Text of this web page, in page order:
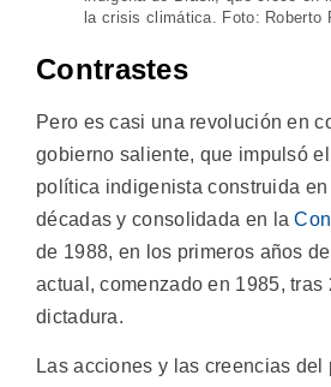
la crisis climática. Foto: Roberto
Contrastes
Pero es casi una revolución en
gobierno saliente, que impulsó
política indigenista construida
décadas y consolidada en la
de 1988, en los primeros años
actual, comenzado en 1985, tras
dictadura.
Las acciones y las creencias del